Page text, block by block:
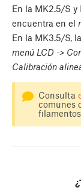
En la MK2.5/S
encuentra en el
En la MK3.5/S,
menú LCD ->
Calibración
Consulta
comunes